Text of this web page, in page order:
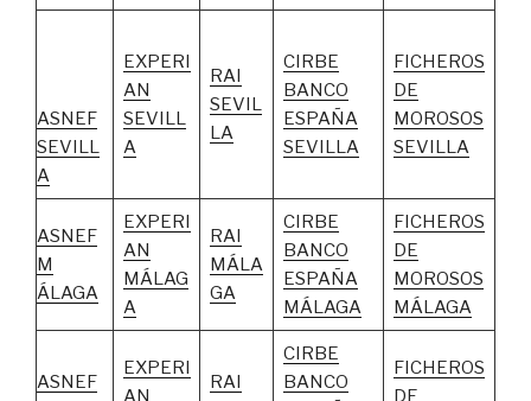
ASNEF
SEVILL
A
EXPERI
AN
SEVILL
A
RAI
SEVIL
LA
CIRBE
BANCO
ESPAÑA
SEVILLA
FICHEROS
DE
MOROSOS
SEVILLA
ASNEF
M
ÁLAGA
EXPERI
AN
MÁLAG
A
RAI
MÁLA
GA
CIRBE
BANCO
ESPAÑA
MÁLAGA
FICHEROS
DE
MOROSOS
MÁLAGA
ASNEF
EXPERI
AN
RAI
CIRBE
BANCO
FICHEROS
DE